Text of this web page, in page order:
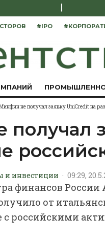
|
#IPO
не получал заявку UniCredit на
и инвестиции · 09:29,
финансов
от
российскими